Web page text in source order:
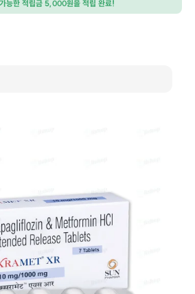
능한 적립금 5,000원을 적립 완료!